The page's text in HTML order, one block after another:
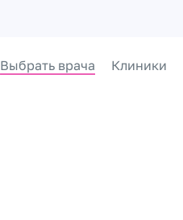
Выбрать врача Клиники